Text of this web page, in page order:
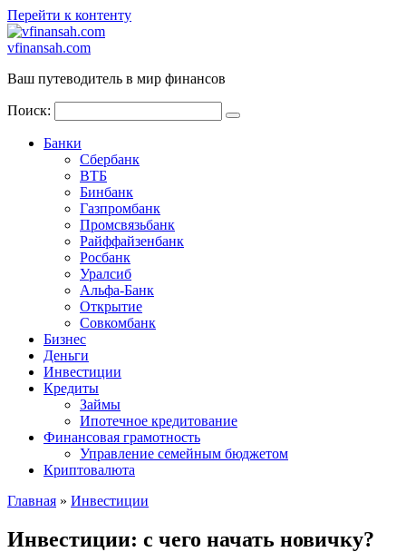
Перейти к контенту
vfinansah.com
Ваш путеводитель в мир финансов
Поиск:
Банки
Сбербанк
ВТБ
Бинбанк
Газпромбанк
Промсвязьбанк
Райффайзенбанк
Росбанк
Уралсиб
Альфа-Банк
Открытие
Совкомбанк
Бизнес
Деньги
Инвестиции
Кредиты
Займы
Ипотечное кредитование
Финансовая грамотность
Управление семейным бюджетом
Криптовалюта
Главная » Инвестиции
Инвестиции: с чего начать новичку?